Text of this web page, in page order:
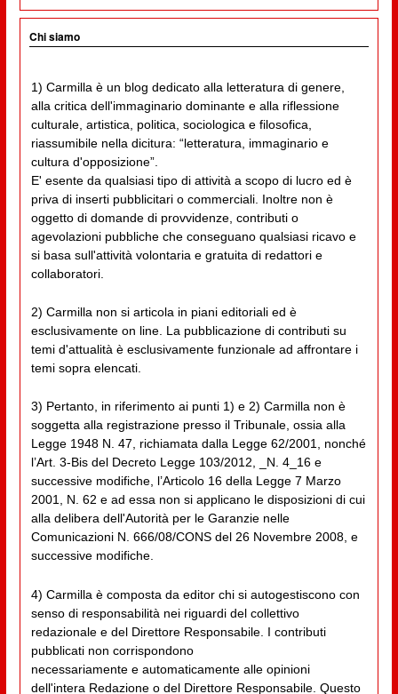
Chi siamo
1) Carmilla è un blog dedicato alla letteratura di genere,
alla critica dell'immaginario dominante e alla riflessione
culturale, artistica, politica, sociologica e filosofica,
riassumibile nella dicitura: “letteratura, immaginario e
cultura d'opposizione”.
E' esente da qualsiasi tipo di attività a scopo di lucro ed è
priva di inserti pubblicitari o commerciali. Inoltre non è
oggetto di domande di provvidenze, contributi o
agevolazioni pubbliche che conseguano qualsiasi ricavo e
si basa sull'attività volontaria e gratuita di redattori e
collaboratori.
2) Carmilla non si articola in piani editoriali ed è
esclusivamente on line. La pubblicazione di contributi su
temi d'attualità è esclusivamente funzionale ad affrontare i
temi sopra elencati.
3) Pertanto, in riferimento ai punti 1) e 2) Carmilla non è
soggetta alla registrazione presso il Tribunale, ossia alla
Legge 1948 N. 47, richiamata dalla Legge 62/2001, nonché
l’Art. 3-Bis del Decreto Legge 103/2012, _N. 4_16 e
successive modifiche, l’Articolo 16 della Legge 7 Marzo
2001, N. 62 e ad essa non si applicano le disposizioni di cui
alla delibera dell'Autorità per le Garanzie nelle
Comunicazioni N. 666/08/CONS del 26 Novembre 2008, e
successive modifiche.
4) Carmilla è composta da editor chi si autogestiscono con
senso di responsabilità nei riguardi del collettivo
redazionale e del Direttore Responsabile. I contributi
pubblicati non corrispondono
necessariamente e automaticamente alle opinioni
dell'intera Redazione o del Direttore Responsabile. Questo